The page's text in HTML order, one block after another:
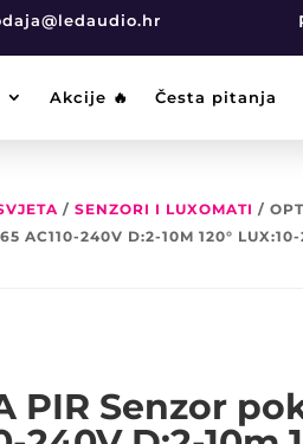
Akcije 🔥 Česta pitanja
/SENZORI I LUXOMATI /
AC110-240V D:2-10M 120°
PIR Senzor